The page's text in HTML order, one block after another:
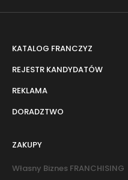
KATALOG FRANCZYZ
REJESTR KANDYDATÓW
REKLAMA
DORADZTWO
ZAKUPY
Własny Biznes FRANCHISING